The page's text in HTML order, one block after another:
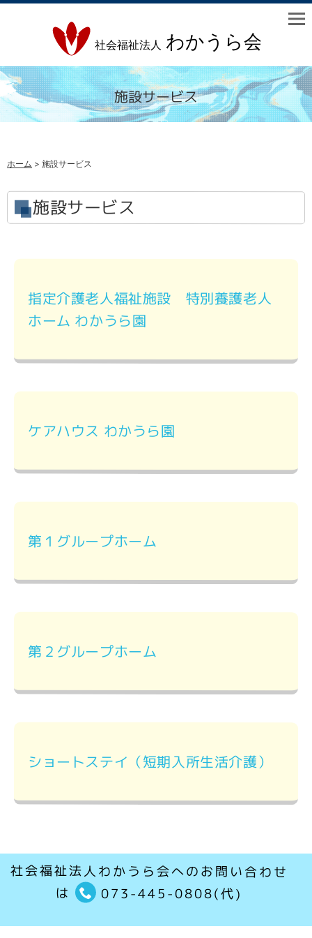
施設サービス
ホーム > 施設サービス
施設サービス
指定介護老人福祉施設 特別養護老人
ホーム わかうら園
ケアハウス わかうら園
第１グループホーム
第２グループホーム
ショートステイ（短期入所生活介護）
社会福祉法人わかうら会へのお問い合わせ
は 073-445-0808(代)